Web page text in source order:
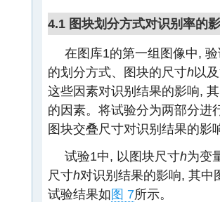
4.1 图块划分方式对识别率的
在图库1的第一组图像中,
的划分方式、图块的尺寸h以
这些因素对识别结果的影响,
的因素。将试验分为两部分进
图块交叠尺寸对识别结果的影
试验1中, 以图块尺寸h为变
尺寸h对识别结果的影响, 其中
试验结果如图 7所示。